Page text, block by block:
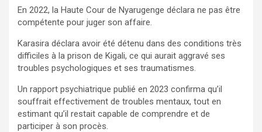
En 2022, la Haute Cour de Nyarugenge déclara ne pas être
compétente pour juger son affaire.
Karasira déclara avoir été détenu dans des conditions très
difficiles à la prison de Kigali, ce qui aurait aggravé ses
troubles psychologiques et ses traumatismes.
Un rapport psychiatrique publié en 2023 confirma qu’il
souffrait effectivement de troubles mentaux, tout en
estimant qu’il restait capable de comprendre et de
participer à son procès.